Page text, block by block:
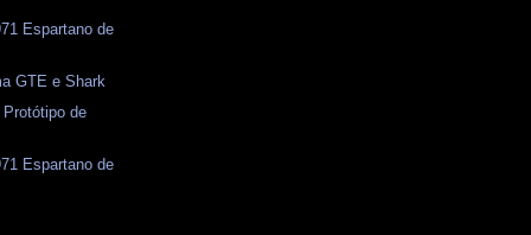
Espartano de
GTE e Shark
Protótipo de
Espartano de